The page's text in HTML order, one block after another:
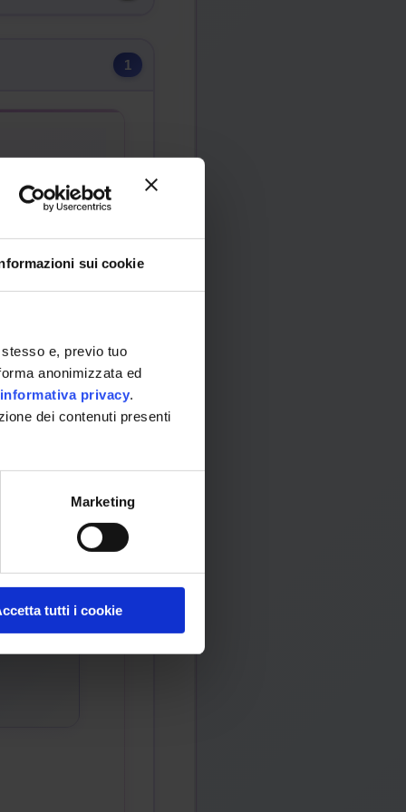
sui cookie
e, previo tuo
anonimizzata ed
informativa privacy.
dei contenuti presenti
Marketing
tutti i cookie
1